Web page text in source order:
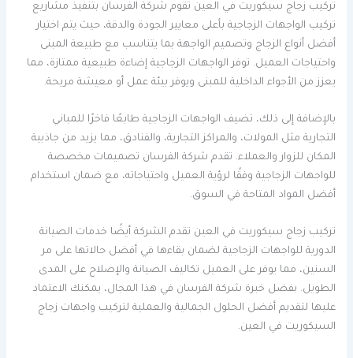
تركيب زجاج سيكوريت في العين تقوم شركة الفرسان بتنفيذ مشاريع
تركيب الواجهات الزجاجية بأعلى معايير الجودة والدقة، حيث يتم اختيار
أفضل أنواع الزجاج وتصميم الواجهة بما يتناسب مع طبيعة المبنى
واحتياجات العميل. توفر الواجهات الزجاجية إضاءة طبيعية ممتازة، مما
يعزز من الأجواء الداخلية للمبنى ويوفر بيئة عمل أو معيشة مريحة.
بالإضافة إلى ذلك، تضيف الواجهات الزجاجية طابعًا فاخرًا للمباني
التجارية مثل المولات، والمراكز التجارية، والفنادق، مما يزيد من جاذبية
المكان للزوار والعملاء. تقدم شركة الفرسان تصميمات مخصصة
للواجهات الزجاجية وفقًا لرؤية العميل واحتياجاته، مع ضمان استخدام
أفضل المواد المتاحة في السوق.
تركيب زجاج سيكوريت في العين تقدم الشركة أيضًا خدمات الصيانة
الدورية للواجهات الزجاجية لضمان بقاءها في أفضل حالاتها على مر
السنين، مما يوفر على العميل تكاليف الصيانة والإصلاح على المدى
الطويل. بفضل خبرة شركة الفرسان في هذا المجال، يمكنك الاعتماد
عليها لتقديم أفضل الحلول الجمالية والعملية لتركيب واجهات زجاج
السيكوريت في العين.